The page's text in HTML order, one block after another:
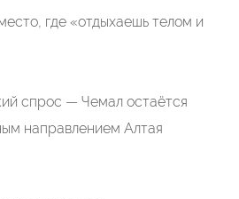
где «отдыхаешь телом и
спрос — Чемал остаётся
направлением Алтая